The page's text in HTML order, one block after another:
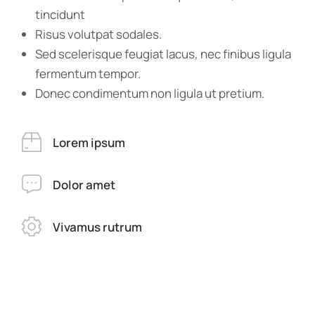
tincidunt
Risus volutpat sodales.
Sed scelerisque feugiat lacus, nec finibus ligula
fermentum tempor.
Donec condimentum non ligula ut pretium.
Lorem ipsum
Dolor amet
Vivamus rutrum